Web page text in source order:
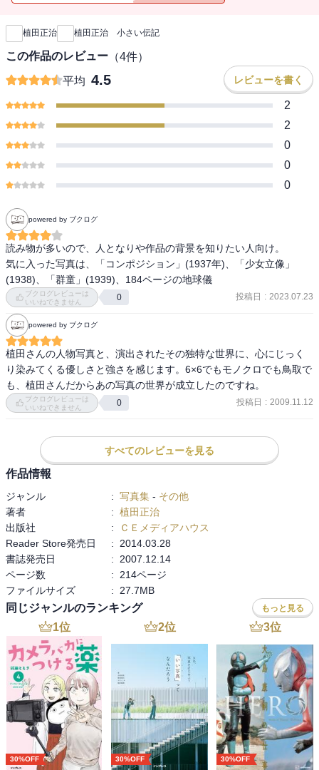
新刊通知
植田正治 植田正治 小さい伝記
この作品のレビュー （4件）
平均 4.5 レビューを書く
2
2
0
0
0
powered by ブクログ
読み物が多いので、人となりや作品の背景を知りたい人向け。
気に入った写真は、「コンポジション」(1937年)、「少女立像」
(1938)、「群童」(1939)、184ページの地球儀
ブクログレビューは
いいねできません
0 投稿日 : 2023.07.23
powered by ブクログ
植田さんの人物写真と、演出されたその独特な世界に、心にじっく
り染みてくる優しさと強さを感じます。6×6でもモノクロでも鳥取で
も、植田さんだからあの写真の世界が成立したのですね。
ブクログレビューは
いいねできません
0 投稿日 : 2009.11.12
すべてのレビューを見る
作品情報
ジャンル : 写真集 - その他
著者
: 植田正治
出版社
:
ＣＥメディアハウス
Reader Store発売日
:
2014.03.28
書誌発売日
:
2007.12.14
ページ数
:
214ページ
ファイルサイズ
: 27.7MB
同じジャンルのランキング もっと見る
1位
30%OFF
2位
30%OFF
3位
30%OFF